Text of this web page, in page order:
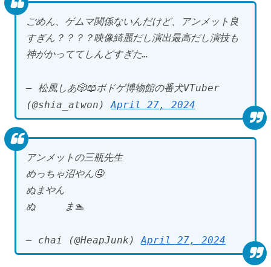
ごめん、ゲムマ関係ないんだけど、アンメット良
すぎん？？？？映像綺麗だし演出最高だし演技も
神がかっててしんどすぎた…
— 松風しあ🎲📖ボドゲ博物館の番犬VTuber
(@shia_atwon)April 27, 2024
アンメットの三瓶先生
めっちゃ沼やん🤤
ぬまやん
ぬ ま🏊
— chai (@HeapJunk)April 27, 2024